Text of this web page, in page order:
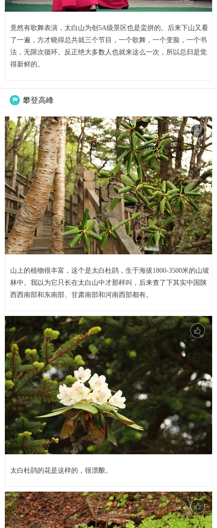
竟然有歌舞表演，太白山为创5A级景区也是蛮拼的。后来下山又看
了一遍，方才晓得总共就三个节目，一个歌舞，一个变脸，一个书
法，无限次循环。反正绝大多数人也就来这么一次，所以总归是觉
得新鲜的。
 攀登高峰
山上的植物很丰富，这个是太白杜鹃，生于海拔1800-3500米的山坡
林中。我以为它只长在太白山中才那样叫，后来查了下其实中国陕
西西南部和东南部、甘肃南部和河南西部都有。
太白杜鹃的花是这样的，很漂酿。